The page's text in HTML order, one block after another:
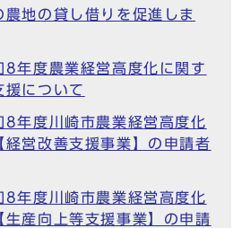
地の貸し借りを促進しま
8年度農業経営高度化に関す
援について
8年度川崎市農業経営高度化
経営改善支援事業】の申請者
8年度川崎市農業経営高度化
生産向上等支援事業】の申請